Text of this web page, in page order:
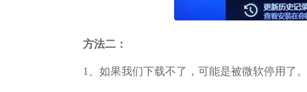
方法二：
1、如果我们下载不了，可能是被微软停用了。